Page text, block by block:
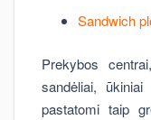
Sandwich
Prekybos
sandėliai,
pastatomi taip